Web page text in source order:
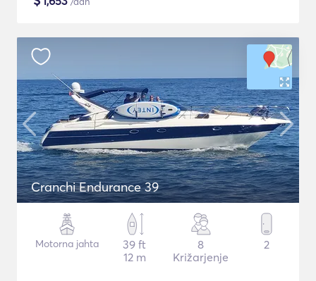
Cranchi Endurance 39
Motorna jahta
39 ft
12 m
8
Križarjenje
2